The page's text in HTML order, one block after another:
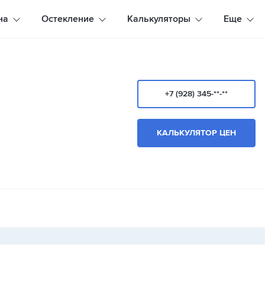
Остекление Калькуляторы Еще
+7 (928) 345-**-**
КАЛЬКУЛЯТОР ЦЕН